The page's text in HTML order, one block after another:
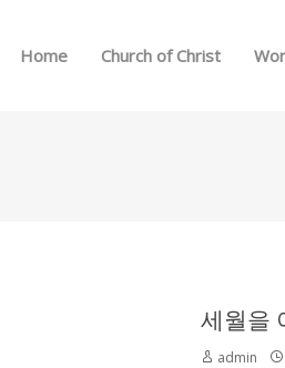
Home Church of Christ
세월을
admin